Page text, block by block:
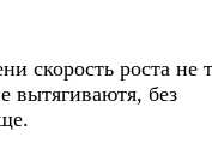
скорость роста не
вытягиваютя, без